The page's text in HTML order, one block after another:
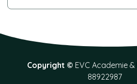
Copyright © EVC Academie &
88922987